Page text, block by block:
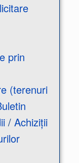
prin
(terenuri
/ Achiziții